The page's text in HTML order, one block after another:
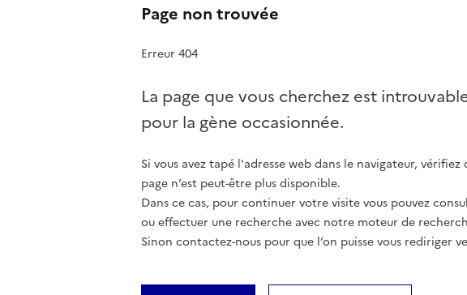
Page non trouvée
Erreur 404
La page que vous cherchez est
pour la gène occasionnée.
Si vous avez tapé l'adresse web dans le navigateur,
page n’est peut-être plus disponible.
Dans ce cas, pour continuer votre visite vous pouvez
ou effectuer une recherche avec notre moteur de
Sinon contactez-nous pour que l’on puisse vous rediriger